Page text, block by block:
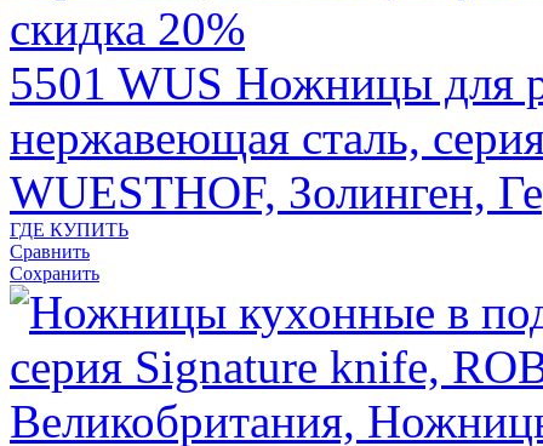
скидка 20%
5501 WUS Ножницы для
нержавеющая сталь,
WUESTHOF, Золинген,
ГДЕ КУПИТЬ
Сравнить
Сохранить